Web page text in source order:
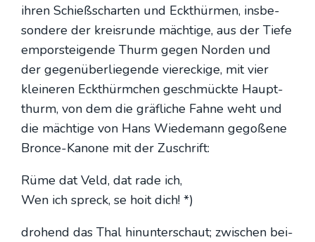
ihren Schieß­schar­ten und Eckt­hür­men, ins­be­
son­de­re der kreis­run­de mäch­ti­ge, aus der Tie­fe
empor­stei­gen­de Thurm gegen Nor­den und
der gegen­über­lie­gen­de vier­ecki­ge, mit vier
klei­ne­ren Eckt­hürm­chen geschmück­te Haupt­
thurm, von dem die gräf­li­che Fah­ne weht und
die mäch­ti­ge von Hans Wie­demann gego­ße­ne
Bron­ce-Kano­ne mit der Zuschrift:
Rüme dat Veld, dat rade ich,
Wen ich spreck, se hoit dich! *)
dro­hend das Thal hin­un­ter­schaut; zwi­schen bei­